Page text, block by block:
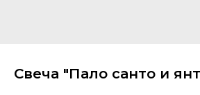
Свеча "Пало санто и